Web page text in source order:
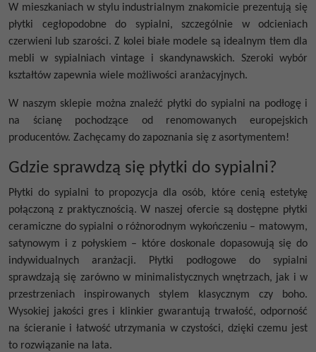
W mieszkaniach w stylu industrialnym znakomicie prezentują się
płytki cegłopodobne do sypialni, szczególnie w odcieniach
czerwieni lub szarości. Z kolei białe modele są idealnym tłem dla
mebli w sypialniach vintage i skandynawskich. Szeroki wybór
kształtów zapewnia wiele możliwości aranżacyjnych.
W naszym sklepie można znaleźć płytki do sypialni na podłogę i
na ścianę pochodzące od renomowanych europejskich
producentów. Zachęcamy do zapoznania się z asortymentem!
Gdzie sprawdzą się płytki do sypialni?
Płytki do sypialni to propozycja dla osób, które cenią estetykę
połączoną z praktycznością. W naszej ofercie są dostępne płytki
ceramiczne do sypialni o różnorodnym wykończeniu – matowym,
satynowym i z połyskiem – które doskonale dopasowują się do
indywidualnych aranżacji. Płytki podłogowe do sypialni
sprawdzają się zarówno w minimalistycznych wnętrzach, jak i w
przestrzeniach inspirowanych stylem klasycznym czy boho.
Wysokiej jakości gres i klinkier gwarantują trwałość, odporność
na ścieranie i łatwość utrzymania w czystości, dzięki czemu jest
to rozwiązanie na lata.